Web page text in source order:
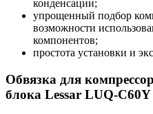
конденсации;
упрощенный подбор
возможности
компонентов;
простота установки и
Обвязка для
блока Lessar LUQ-C60Y